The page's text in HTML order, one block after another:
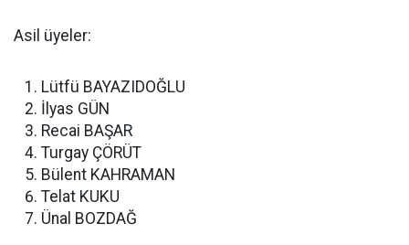
Asil üyeler:
Lütfü BAYAZIDOĞLU
İlyas GÜN
Recai BAŞAR
Turgay ÇÖRÜT
Bülent KAHRAMAN
Telat KUKU
Ünal BOZDAĞ